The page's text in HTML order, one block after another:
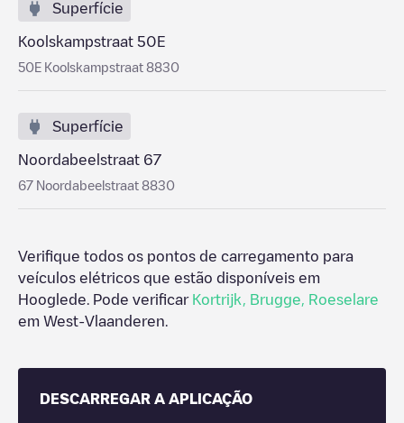
Superfície
Koolskampstraat 50E
50E Koolskampstraat 8830
Superfície
Noordabeelstraat 67
67 Noordabeelstraat 8830
Verifique todos os pontos de carregamento para
veículos elétricos que estão disponíveis em
Hooglede . Pode verificar Kortrijk Brugge
Roeselare
em West-Vlaanderen
DESCARREGAR A APLICAÇÃO